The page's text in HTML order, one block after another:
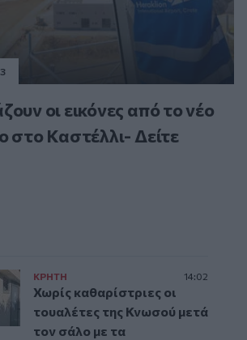
οι εικόνες από το νέο
στο Καστέλλι- Δείτε
ΚΡΗΤΗ 14:02
Χωρίς καθαρίστριες οι
τουαλέτες της Κνωσού μετά
τον σάλο με τα